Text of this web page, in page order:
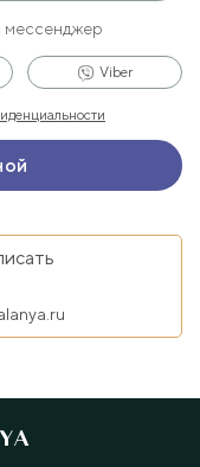
мессенджер
Viber